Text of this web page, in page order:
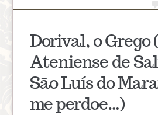
Dorival, o Grego
Ateniense de
São Luís do
me perdoe…)